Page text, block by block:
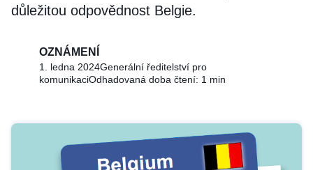
důležitou odpovědnost Belgie.
OZNÁMENÍ
1. ledna 2024Generální ředitelství pro
komunikaciOdhadovaná doba čtení: 1 min